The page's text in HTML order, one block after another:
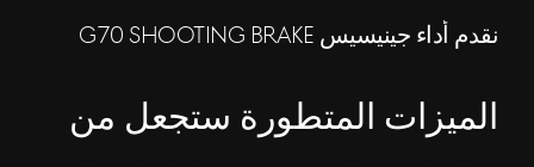
نقدم أداء جينيسيس G70 SHOOTING BRAKE
الميزات المتطورة ستجعل من